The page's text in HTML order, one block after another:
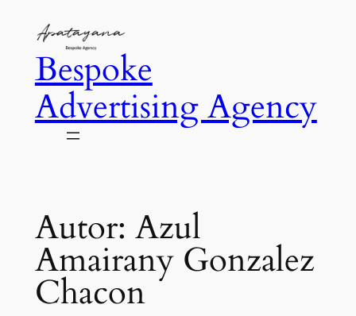
contenido
Bespoke
Advertising Agency
Autor: Azul
Amairany Gonzalez
Chacon